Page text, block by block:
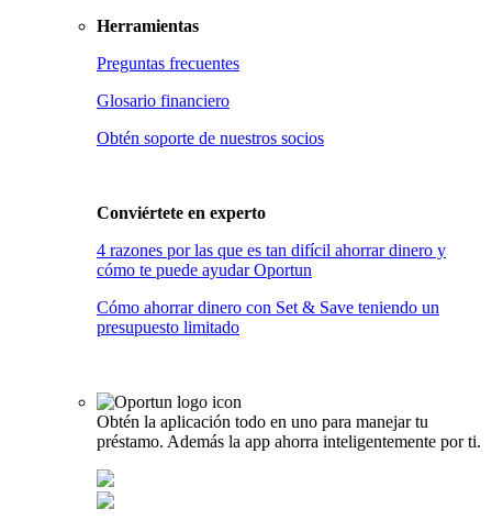
Herramientas
Preguntas frecuentes
Glosario financiero
Obtén soporte de nuestros socios
Conviértete en experto
4 razones por las que es tan difícil ahorrar dinero y
cómo te puede ayudar Oportun
Cómo ahorrar dinero con Set & Save teniendo un
presupuesto limitado
Obtén la aplicación todo en uno para manejar tu
préstamo. Además la app ahorra inteligentemente por ti.